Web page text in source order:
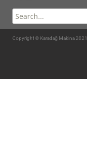
Copyright © Karadağ Makina 2021